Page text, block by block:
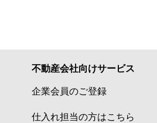
不動産会社向けサービス
企業会員のご登録
仕入れ担当の方はこちら